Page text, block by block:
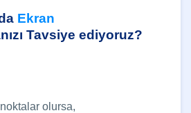
Ekran
Tavsiye ediyoruz?
olursa,